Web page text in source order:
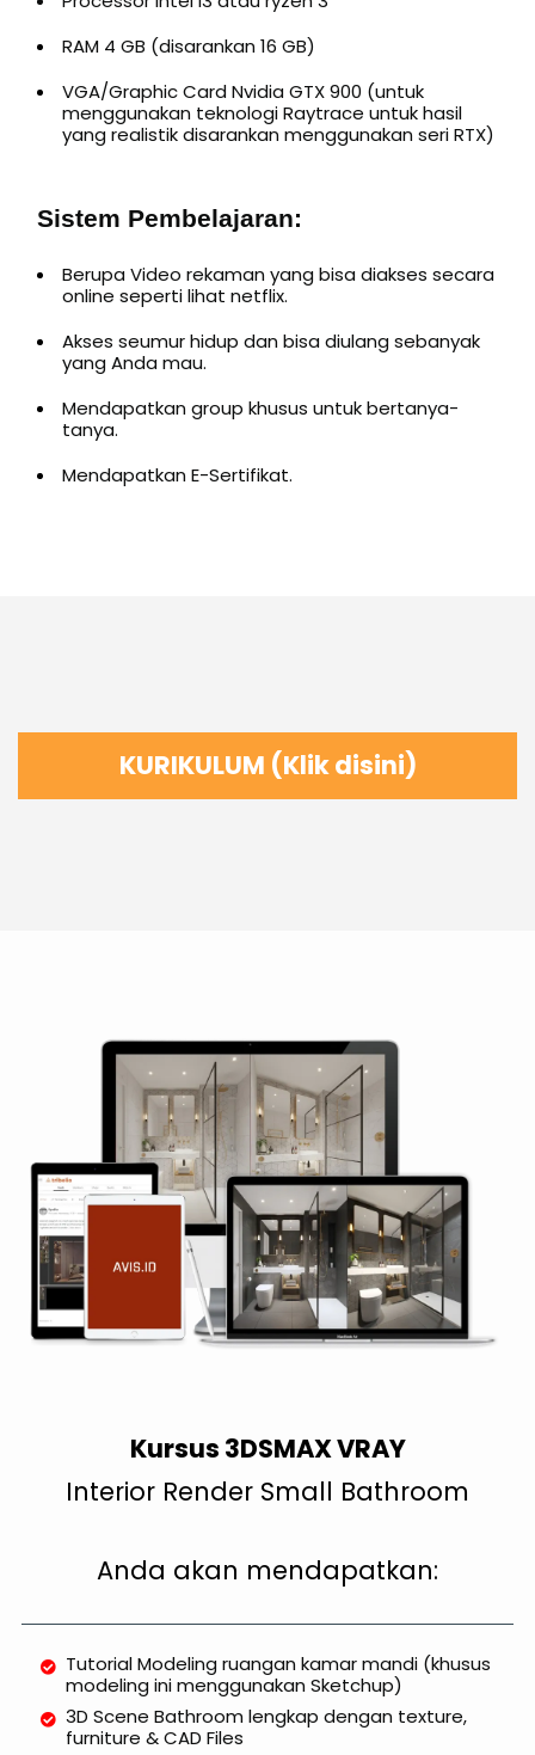
RAM 4 GB (disarankan 16 GB)
VGA/Graphic Card Nvidia GTX 900 (untuk
menggunakan teknologi Raytrace untuk hasil
yang realistik disarankan menggunakan seri RTX)
Sistem Pembelajaran:
Berupa Video rekaman yang bisa diakses secara
online seperti lihat netflix.
Akses seumur hidup dan bisa diulang sebanyak
yang Anda mau.
Mendapatkan group khusus untuk bertanya-
tanya.
Mendapatkan E-Sertifikat.
KURIKULUM (Klik disini)
Modeling Floor & Wall Tiles
Chamfering & Layering
3D Scene (Bonus)
Modul 2: Camera
Camera Angle
Modul 3: Texture & Material
Wall, Cealing, Shower, Frame & Glass
Bathroom Vanity
Hexagon Tiles Dark & Light Scheme
Menambahkan Light Mix
Balancing lighting (Dark Scheme)
Balancing lighting (Light Scheme)
Kursus 3DSMAX VRAY
Interior Render Small Bathroom
Anda akan mendapatkan:
Tutorial Modeling ruangan kamar mandi (khusus
modeling ini menggunakan Sketchup)
3D Scene Bathroom lengkap dengan texture,
furniture & CAD Files